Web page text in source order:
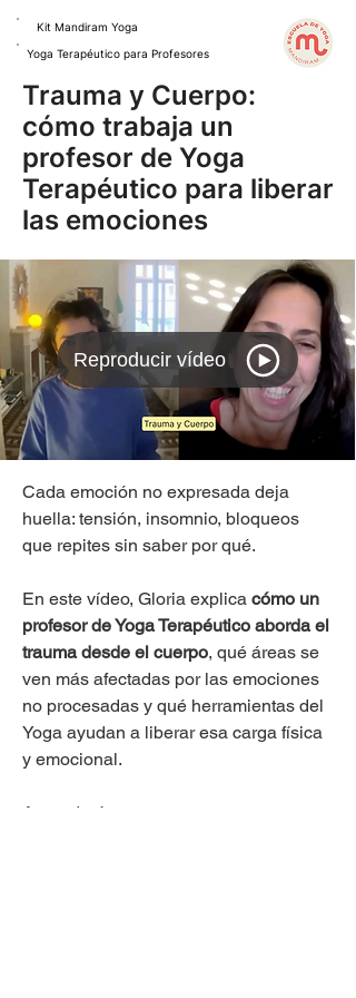
Kit Mandiram Yoga
Yoga Terapéutico para Profesores
Trauma y Cuerpo:
cómo trabaja un
profesor de Yoga
Terapéutico para liberar
las emociones
Reproducir vídeo
Cada emoción no expresada deja
huella: tensión, insomnio, bloqueos
que repites sin saber por qué.
En este vídeo, Gloria explica cómo un
profesor de Yoga Terapéutico aborda el
trauma desde el cuerpo, qué áreas se
ven más afectadas por las emociones
no procesadas y qué herramientas del
Yoga ayudan a liberar esa carga física
y emocional.
Aprenderás: